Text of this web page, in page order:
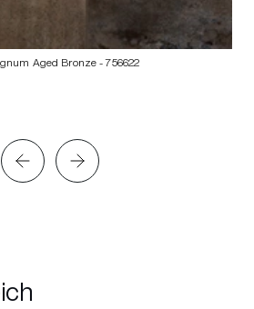
Aged Bronze - 756622